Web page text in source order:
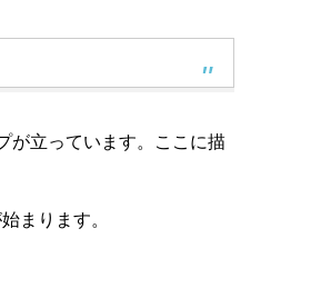
が立っています。ここに描
まります。